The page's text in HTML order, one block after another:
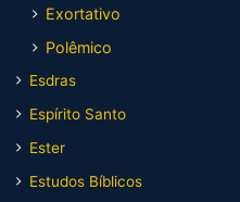
Exortativo
Polêmico
Esdras
Espírito Santo
Ester
Estudos Bíblicos